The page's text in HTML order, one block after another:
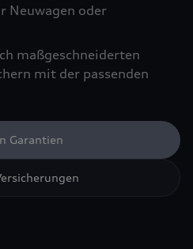
Neuwagen oder
maßgeschneiderten
mit der passenden
Garantien